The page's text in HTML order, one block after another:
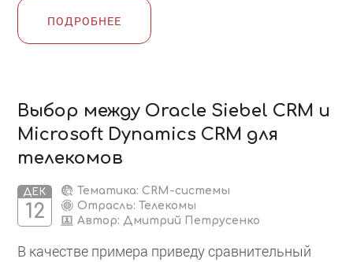
ПОДРОБНЕЕ
Выбор между Oracle Siebel CRM и
Microsoft Dynamics CRM для
телекомов
ДЕК
12
Тематика: CRM-системы
Отрасль: Телекомы
Автор:Дмитрий Петрусенко
В качестве примера приведу сравнительный